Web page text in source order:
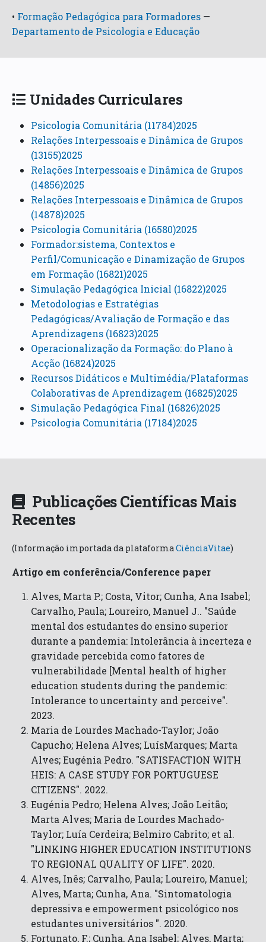
• Formação Pedagógica para Formadores —
Departamento de Psicologia e Educação
Unidades Curriculares
Psicologia Comunitária (11784)2025
Relações Interpessoais e Dinâmica de Grupos
(13155)2025
Relações Interpessoais e Dinâmica de Grupos
(14856)2025
Relações Interpessoais e Dinâmica de Grupos
(14878)2025
Psicologia Comunitária (16580)2025
Formador:sistema, Contextos e
Perfil/Comunicação e Dinamização de Grupos
em Formação (16821)2025
Simulação Pedagógica Inicial (16822)2025
Metodologias e Estratégias
Pedagógicas/Avaliação de Formação e das
Aprendizagens (16823)2025
Operacionalização da Formação: do Plano à
Acção (16824)2025
Recursos Didáticos e Multimédia/Plataformas
Colaborativas de Aprendizagem (16825)2025
Simulação Pedagógica Final (16826)2025
Psicologia Comunitária (17184)2025
Publicações Científicas Mais
Recentes
(Informação importada da plataformaCiênciaVitae)
Artigo em conferência/Conference paper
Alves, Marta P.; Costa, Vitor; Cunha, Ana Isabel;
Carvalho, Paula; Loureiro, Manuel J.. "Saúde
mental dos estudantes do ensino superior
durante a pandemia: Intolerância à incerteza e
gravidade percebida como fatores de
vulnerabilidade [Mental health of higher
education students during the pandemic:
Intolerance to uncertainty and perceive".
2023.
Maria de Lourdes Machado-Taylor; João
Capucho; Helena Alves; LuísMarques; Marta
Alves; Eugénia Pedro. "SATISFACTION WITH
HEIS: A CASE STUDY FOR PORTUGUESE
CITIZENS". 2022.
Eugénia Pedro; Helena Alves; João Leitão;
Marta Alves; Maria de Lourdes Machado-
Taylor; Luía Cerdeira; Belmiro Cabrito; et al.
"LINKING HIGHER EDUCATION INSTITUTIONS
TO REGIONAL QUALITY OF LIFE". 2020.
Alves, Inês; Carvalho, Paula; Loureiro, Manuel;
Alves, Marta; Cunha, Ana. "Sintomatologia
depressiva e empowerment psicológico nos
estudantes universitários ". 2020.
Fortunato, F.; Cunha, Ana Isabel; Alves, Marta;